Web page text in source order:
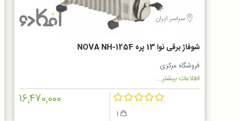
سراسر ایران
شوفاژ برقی نوا 13 پره NOVA NH-1254
فروشگاه مرکزی
اطلاعات بیشتر...
16,470,000